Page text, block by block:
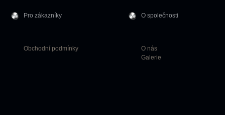
Pro zákazníky
Obchodní podmínky
O společnosti
O nás
Galerie